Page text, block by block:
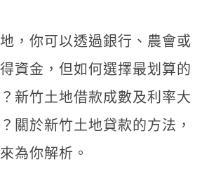
，你可以透過銀行、農會或
資金，但如何選擇最划算的
新竹土地借款成數及利率大
關於新竹土地貸款的方法，
來為你解析。